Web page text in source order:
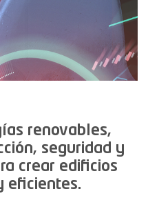
renovables,
seguridad y
crear edificios
eficientes.